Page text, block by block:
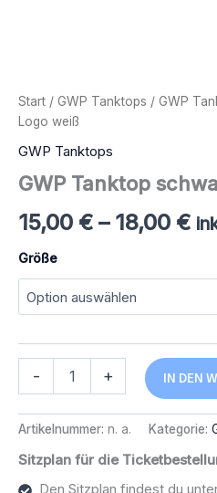
Start / GWP Tanktops / GWP
Logo weiß
GWP Tanktops
GWP Tanktop
15,00 € – 18,00 €
Größe
-
-
Logo
weiß
+ IN DEN
Artikelnummer: n. a. Kategorie:
Sitzplan für die
Den Sitzplan findest du